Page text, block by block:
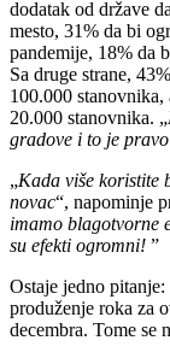
dodatak od države
mesto, 31% da bi
pandemije, 18% da
Sa druge strane,
100.000
20.000 stanovnika. „
gradove i to je
„Kada više koristite
novac“, napominje
imamo blagotvorne
su efekti ogromni! ”
Ostaje jedno
produženje roka za
decembra. Tome se